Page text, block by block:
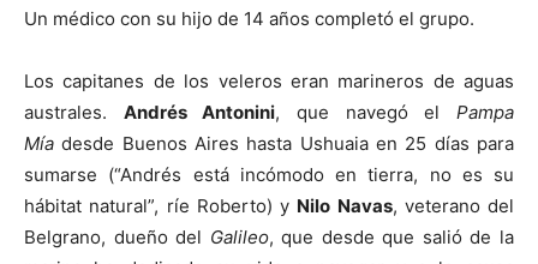
Un médico con su hijo de 14 años completó el grupo.
Los capitanes de los veleros eran marineros de aguas
australes. Andrés Antonini, que navegó elPampa
Mía desde Buenos Aires hasta Ushuaia en 25 días para
sumarse (“Andrés está incómodo en tierra, no es su
hábitat natural”, ríe Roberto) y Nilo Navas, veterano del
Belgrano, dueño del Galileo, que desde que salió de la